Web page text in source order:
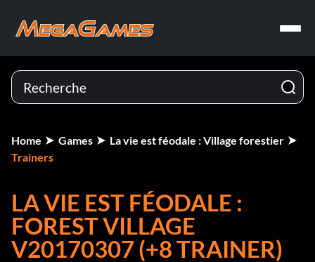
Home Games
La vie est féodale : Village forestier
Trainers
LA VIE EST FÉODALE :
FOREST VILLAGE
V20170307 (+8 TRAINER)